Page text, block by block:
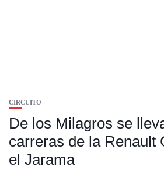
CIRCUITO
De los Milagros se
carreras de la Renault
el Jarama